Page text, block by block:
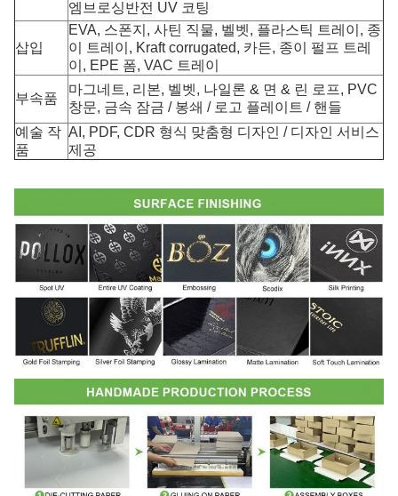
엠브로싱반전 UV 코팅
삽입
EVA, 스폰지, 사틴 직물, 벨벳, 플라스틱 트레이, 종
이 트레이, Kraft corrugated, 카든, 종이 펄프 트레
이, EPE 폼, VAC 트레이
부속품
마그네트, 리본, 벨벳, 나일론 & 면 & 린 로프, PVC
창문, 금속 잠금 / 봉쇄 / 로고 플레이트 / 핸들
예술 작
품
AI, PDF, CDR 형식 맞춤형 디자인 / 디자인 서비스
제공